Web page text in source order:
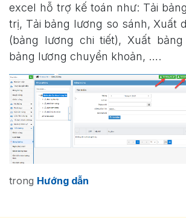
excel hỗ trợ kế toán như: Tải
trị, Tải bảng lương so sánh, Xuất
(bảng lương chi tiết), Xuất
bảng lương chuyển khoản, ….
trong Hướng dẫn